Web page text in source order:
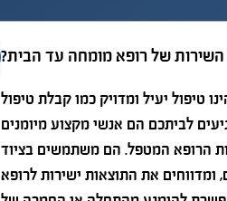
השירות של רופא מומחה עד הבית?
טיפול יעיל ומדויק כמו קבלת טיפול
לביתכם הם אנשי מקצוע מיומנים
הרופא המטפל. הם משתמשים בציוד
ומדווחים את התוצאות ישירות לרופא
אחרי שבעלי נפל, עבר